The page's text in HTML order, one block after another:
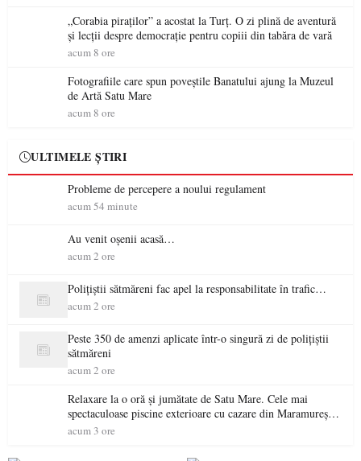
„Corabia piraților” a acostat la Turț. O zi plină de aventură
și lecții despre democrație pentru copiii din tabăra de vară
acum 8 ore
Fotografiile care spun poveștile Banatului ajung la Muzeul
de Artă Satu Mare
acum 8 ore
ULTIMELE ȘTIRI
Probleme de percepere a noului regulament
acum 54 minute
Au venit oșenii acasă…
acum 2 ore
Polițiștii sătmăreni fac apel la responsabilitate în trafic…
acum 2 ore
Peste 350 de amenzi aplicate într-o singură zi de polițiștii
sătmăreni
acum 2 ore
Relaxare la o oră și jumătate de Satu Mare. Cele mai
spectaculoase piscine exterioare cu cazare din Maramureș,
ideale pentru o escapadă de vară
acum 3 ore